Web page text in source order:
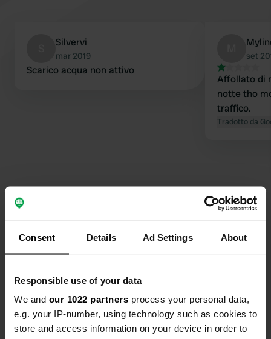
Consent Details Ad Settings About
Responsible use of your data
We and our 1022 partners process your personal data,
e.g. your IP-number, using technology such as cookies to
store and access information on your device in order to
Silvervi
mar 2019
Scarico acqua non attivo
set
Affollato di
notte tho
traffico.
Tradotto da
Contatto
Viale Sant' Agostino
Coordinate
45° 30' 58" N 11° 30' 38" E